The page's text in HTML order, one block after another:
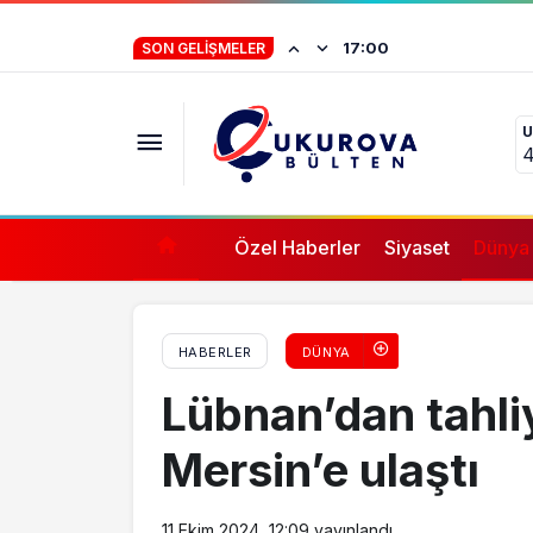
SON GELIŞMELER 17:00
ifade vermez”
Özel Haberler Siyaset Dünya
HABERLER DÜNYA
Lübnan’dan
Mersin’e ulaştı
Adana’da trafik kazası: Otomobil